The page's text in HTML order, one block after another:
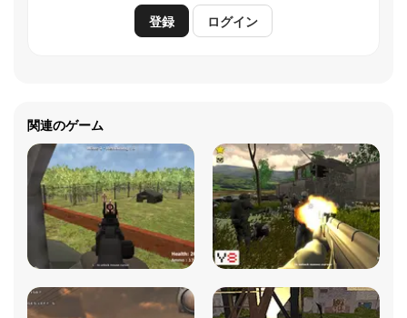
登録 ログイン
関連のゲーム